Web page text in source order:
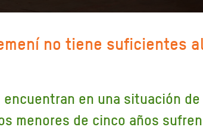
no tiene suficientes
en una situación
menores de cinco años